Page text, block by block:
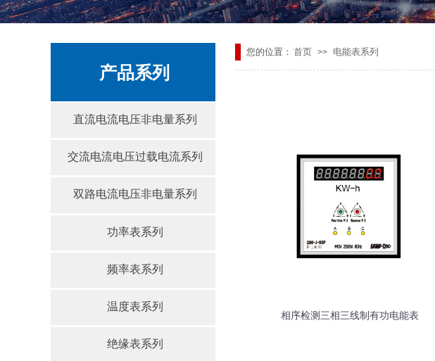
产品系列
您的位置： 首页 >> 电能表系列
相序检测三相三线制有功电能表
直流电流电压非电量系列
交流电流电压过载电流系列
双路电流电压非电量系列
功率表系列
频率表系列
温度表系列
绝缘表系列